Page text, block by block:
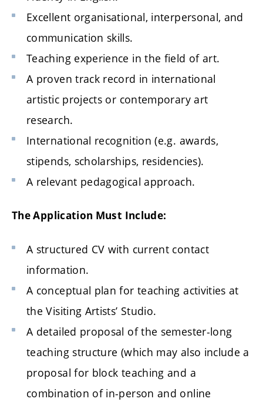
Excellent organisational, interpersonal, and
communication skills.
Teaching experience in the field of art.
A proven track record in international
artistic projects or contemporary art
research.
International recognition (e.g. awards,
stipends, scholarships, residencies).
A relevant pedagogical approach.
The Application Must Include:
A structured CV with current contact
information.
A conceptual plan for teaching activities at
the Visiting Artists’ Studio.
A detailed proposal of the semester-long
teaching structure (which may also include a
proposal for block teaching and a
combination of in-person and online